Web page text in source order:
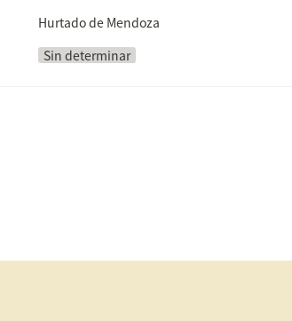
Hurtado de Mendoza
Sin determinar